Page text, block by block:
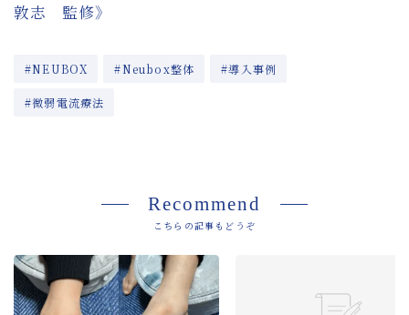
敦志 監修》
#NEUBOX #Neubox整体 #導入事例
#微弱電流療法
Recommend
こちらの記事もどうぞ